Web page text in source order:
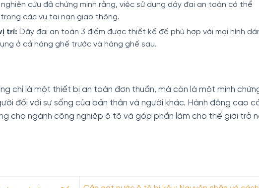
nghiên cứu đã chứng minh rằng, việc sử dụng dây đai an toàn có thể
các vụ tai nạn giao thông.
trí: Dây đai an toàn 3 điểm được thiết kế để phù hợp với mọi hình
ở cả hàng ghế trước và hàng ghế sau.
chỉ là một thiết bị an toàn đơn thuần, mà còn là một minh
đối với sự sống của bản thân và người khác. Hành động cao
cho ngành công nghiệp ô tô và góp phần làm cho thế giới trở